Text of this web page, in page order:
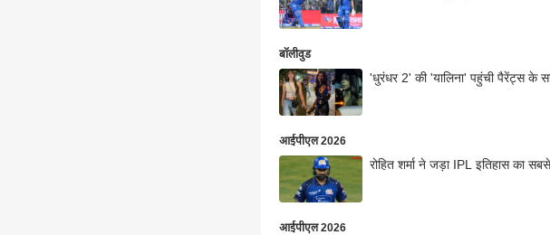
बॉलीवुड
'धुरंधर 2' की 'यालिना' पहुंची पैरेंट्स के
आईपीएल 2026
रोहित शर्मा ने जड़ा IPL इतिहास का
आईपीएल 2026